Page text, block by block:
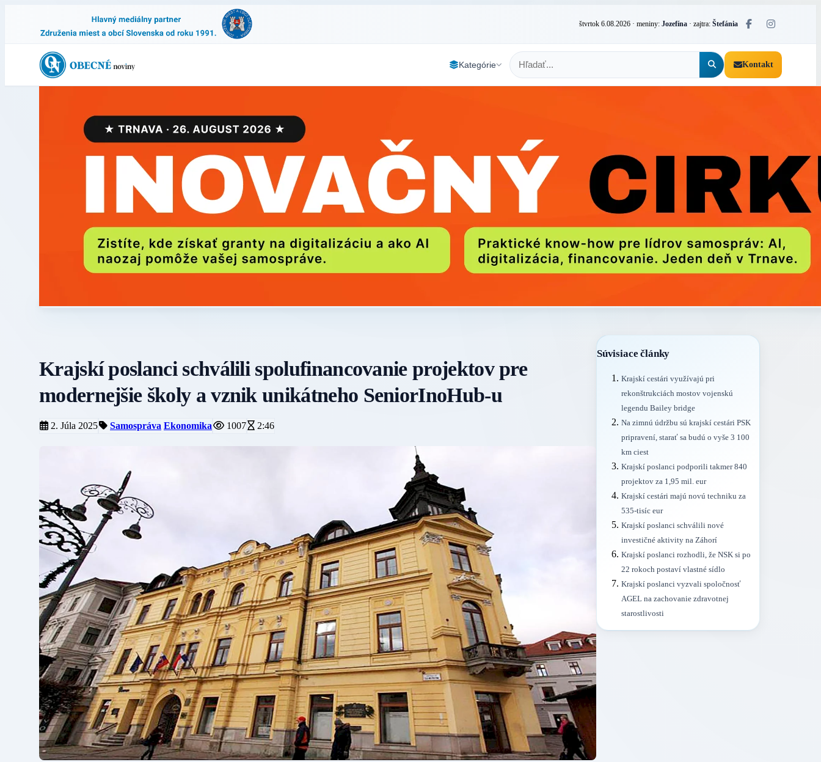
štvrtok 6.08.2026 · meniny: Jozefína · zajtra: Štefánia
Kategórie Kontakt
Krajskí poslanci schválili spolufinancovanie projektov pre
modernejšie školy a vznik unikátneho SeniorInoHub-u
2. Júla 2025 Samospráva Ekonomika 1007 2:46
Súvisiace články
Krajskí cestári využívajú pri
rekonštrukciách mostov vojenskú
legendu Bailey bridge
Na zimnú údržbu sú krajskí cestári PSK
pripravení, starať sa budú o vyše 3 100
km ciest
Krajskí poslanci podporili takmer 840
projektov za 1,95 mil. eur
Krajskí cestári majú novú techniku za
535-tisíc eur
Krajskí poslanci schválili nové
investičné aktivity na Záhorí
Krajskí poslanci rozhodli, že NSK si po
22 rokoch postaví vlastné sídlo
Krajskí poslanci vyzvali spoločnosť
AGEL na zachovanie zdravotnej
starostlivosti